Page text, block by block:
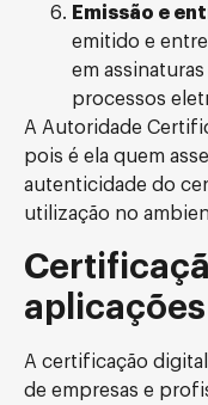
Emissão e
emitido e
em
processos
A Autoridade
pois é ela quem
autenticidade do
utilização no
A certificação
de empresas e